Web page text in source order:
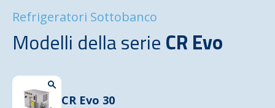
Refrigeratori Sottobanco
Modelli della serie CR Evo
CR Evo 30